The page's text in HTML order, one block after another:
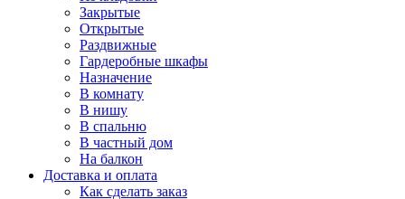
Закрытые
Открытые
Раздвижные
Гардеробные шкафы
Назначение
В комнату
В нишу
В спальню
В частный дом
На балкон
Доставка и оплата
Как сделать заказ